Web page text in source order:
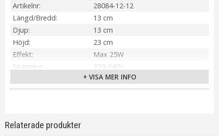
Artikelnr
28084-12-12
Längd/Bredd
13 cm
Djup
13 cm
Höjd
23 cm
Effekt
Max 25W
Spänning
220-240V
IP20
Material / Färg
Grön/Grön
On/Off
+ VISA MER INFO
Relaterade produkter